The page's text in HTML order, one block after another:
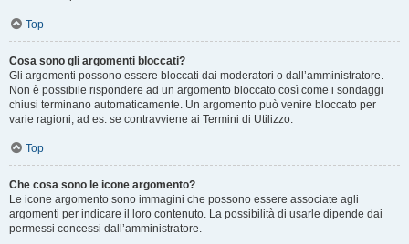
Top
Cosa sono gli argomenti bloccati?
Gli argomenti possono essere bloccati dai moderatori o dall’amministratore.
Non è possibile rispondere ad un argomento bloccato così come i sondaggi
chiusi terminano automaticamente. Un argomento può venire bloccato per
varie ragioni, ad es. se contravviene ai Termini di Utilizzo.
Top
Che cosa sono le icone argomento?
Le icone argomento sono immagini che possono essere associate agli
argomenti per indicare il loro contenuto. La possibilità di usarle dipende dai
permessi concessi dall’amministratore.